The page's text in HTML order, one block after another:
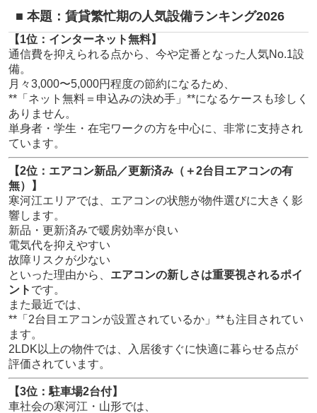
■ 本題：賃貸繁忙期の人気設備ランキング2026
【1位：インターネット無料】
通信費を抑えられる点から、今や定番となった人気No.1設
備。
月々3,000〜5,000円程度の節約になるため、
**「ネット無料＝申込みの決め手」**になるケースも珍しく
ありません。
単身者・学生・在宅ワークの方を中心に、非常に支持され
ています。
【2位：エアコン新品／更新済み（＋2台目エアコンの有
無）】
寒河江エリアでは、エアコンの状態が物件選びに大きく影
響します。
新品・更新済みで暖房効率が良い
電気代を抑えやすい
故障リスクが少ない
といった理由から、 エアコンの新しさは重要視されるポイ
ント です。
また最近では、
**「2台目エアコンが設置されているか」**も注目されてい
ます。
2LDK以上の物件では、入居後すぐに快適に暮らせる点が
評価されています。
【3位：駐車場2台付】
車社会の寒河江・山形では、